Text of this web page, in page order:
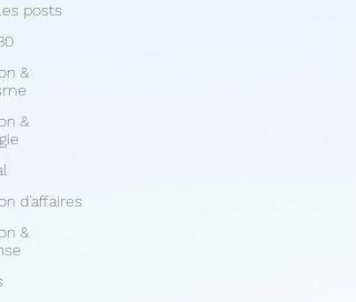
posts
&
&
d'affaires
&